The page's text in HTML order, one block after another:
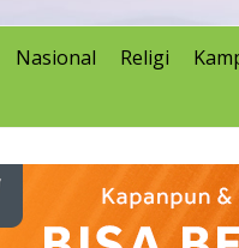
Nasional Religi